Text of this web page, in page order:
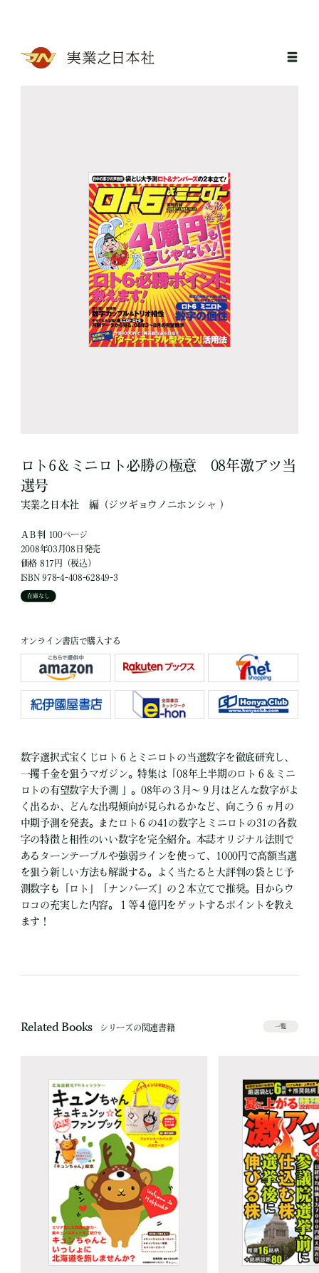
ロト6＆ミニロト必勝の極意 08年激アツ当
選号
実業之日本社 編（ジツギョウノニホンシャ ）
ＡＢ判 100ページ
2008年03月08日発売
価格 817円（税込）
ISBN 978-4-408-62849-3
在庫なし
オンライン書店で購入する
数字選択式宝くじロト６とミニロトの当選数字を徹底研究し、
一攫千金を狙うマガジン。特集は「08年上半期のロト６＆ミニ
ロトの有望数字大予測 」。08年の３月～９月はどんな数字がよ
く出るか、どんな出現傾向が見られるかなど、向こう６ヵ月の
中期予測を発表。またロト６の41の数字とミニロトの31の各数
字の特徴と相性のいい数字を完全紹介。本誌オリジナル法則で
あるターンテーブルや強弱ラインを使って、1000円で高額当選
を狙う新しい方法も解説する。よく当たると大評判の袋とじ予
測数字も「ロト」「ナンバーズ」の２本立てで推奨。目からウ
ロコの充実した内容。１等４億円をゲットするポイントを教え
ます！
Related Books シリーズの関連書籍 一覧